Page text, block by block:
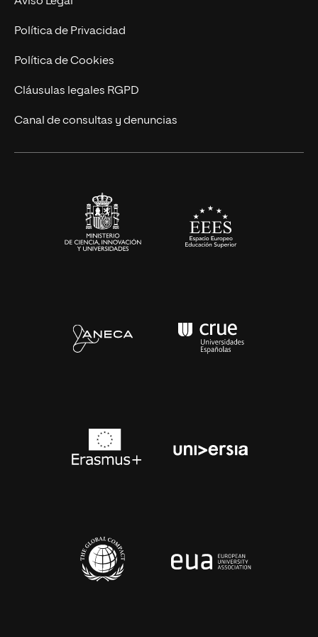
Postgrados
Cursos Universitarios
Trabaja en UNIR
Actualidad
UNIR Revista
Eventos
Política de Privacidad
Política de Cookies
Cláusulas legales RGPD
Canal de consultas y denuncias